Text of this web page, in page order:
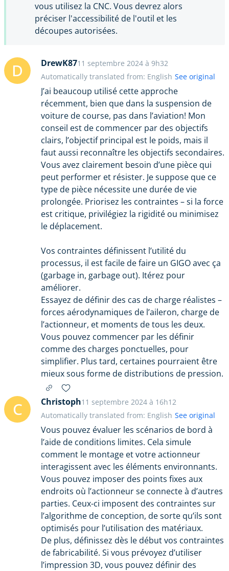
vous utilisez la CNC. Vous devrez alors
préciser l'accessibilité de l'outil et les
découpes autorisées.
D DrewK8711 septembre 2024 à 9h32
J’ai beaucoup utilisé cette approche
récemment, bien que dans la suspension de
voiture de course, pas dans l’aviation! Mon
conseil est de commencer par des objectifs
clairs, l’objectif principal est le poids, mais il
faut aussi reconnaître les objectifs secondaires.
Vous avez clairement besoin d’une pièce qui
peut performer et résister. Je suppose que ce
type de pièce nécessite une durée de vie
prolongée. Priorisez les contraintes – si la force
est critique, privilégiez la rigidité ou minimisez
le déplacement.
Vos contraintes définissent l’utilité du
processus, il est facile de faire un GIGO avec ça
(garbage in, garbage out). Itérez pour
améliorer.
Essayez de définir des cas de charge réalistes –
forces aérodynamiques de l’aileron, charge de
l’actionneur, et moments de tous les deux.
Vous pouvez commencer par les définir
comme des charges ponctuelles, pour
simplifier. Plus tard, certaines pourraient être
mieux sous forme de distributions de pression.
Automatically translated from: English See original
C Christoph11 septembre 2024 à 16h12
Vous pouvez évaluer les scénarios de bord à
l’aide de conditions limites. Cela simule
comment le montage et votre actionneur
interagissent avec les éléments environnants.
Vous pouvez imposer des points fixes aux
endroits où l’actionneur se connecte à d’autres
parties. Ceux-ci imposent des contraintes sur
l’algorithme de conception, de sorte qu’ils sont
optimisés pour l’utilisation des matériaux.
De plus, définissez dès le début vos contraintes
de fabricabilité. Si vous prévoyez d’utiliser
l’impression 3D, vous pouvez définir des
Automatically translated from: English See original